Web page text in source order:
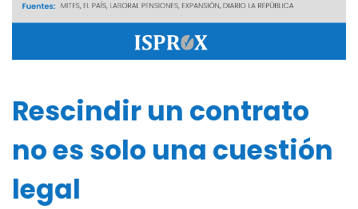
Rescindir un contrato
no es solo una cuestión
legal